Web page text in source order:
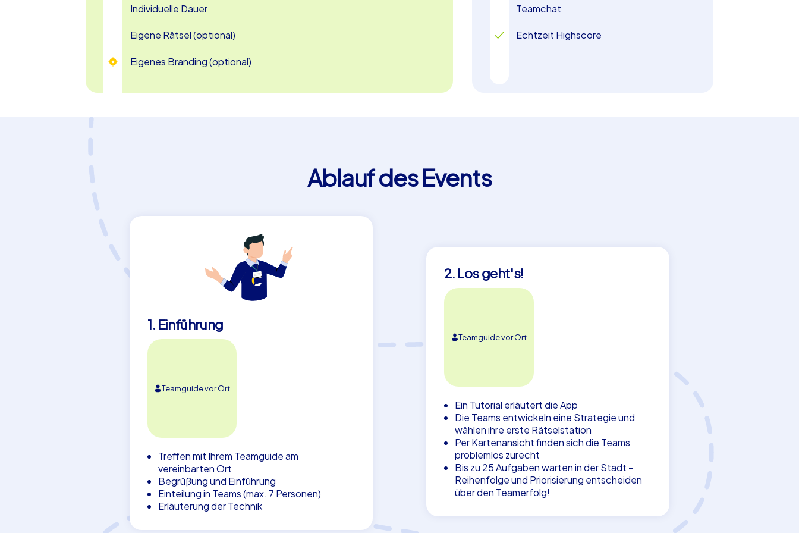
Betriebsausflug nach Erlangen zu einem besonderen Ereignis!
Individuelle Dauer
Eigene Rätsel (optional)
Eigenes Branding (optional)
Teamchat
Echtzeit Highscore
Ablauf des Events
1. Einführung
Teamguide vor Ort
Treffen mit Ihrem Teamguide am
vereinbarten Ort
Begrüßung und Einführung
Einteilung in Teams (max. 7 Personen)
Erläuterung der Technik
2. Los geht's!
Teamguide vor Ort
Ein Tutorial erläutert die App
Die Teams entwickeln eine Strategie und
wählen ihre erste Rätselstation
Per Kartenansicht finden sich die Teams
problemlos zurecht
Bis zu 25 Aufgaben warten in der Stadt -
Reihenfolge und Priorisierung entscheiden
über den Teamerfolg!